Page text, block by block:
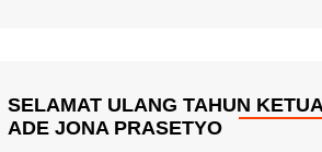
SELAMAT ULANG TAHUN KETUA
ADE JONA PRASETYO